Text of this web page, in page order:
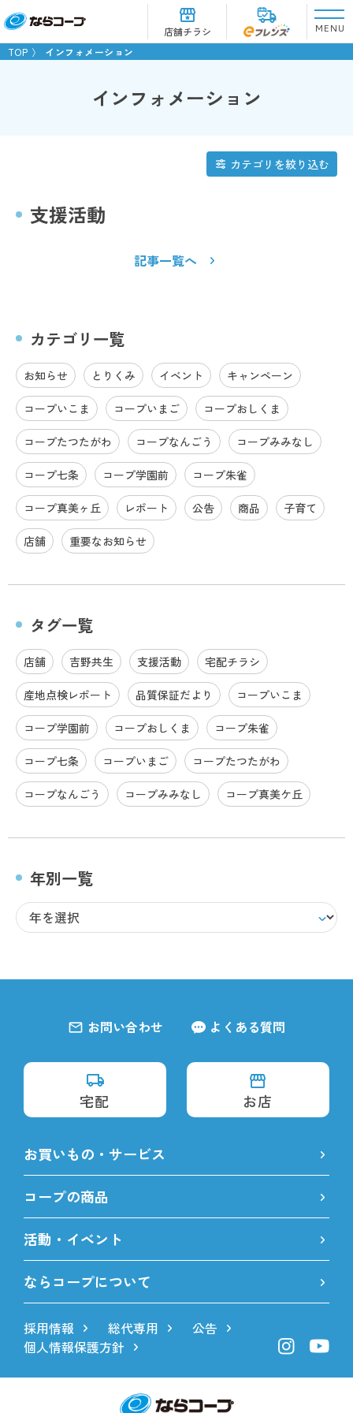
店舗チラシ
MENU
TOP
インフォメーション
インフォメーション
カテゴリを絞り込む
支援活動
記事一覧へ
カテゴリ一覧
お知らせ とりくみ イベント キャンペーン
コープいこま コープいまご コープおしくま
コープたつたがわ コープなんごう コープみみなし
コープ七条 コープ学園前 コープ朱雀
コープ真美ヶ丘 レポート 公告 商品 子育て
店舗 重要なお知らせ
タグ一覧
店舗 吉野共生 支援活動 宅配チラシ
産地点検レポート 品質保証だより コープいこま
コープ学園前 コープおしくま コープ朱雀
コープ七条 コープいまご コープたつたがわ
コープなんごう コープみみなし コープ真美ケ丘
年別一覧
お問い合わせ よくある質問
宅配 お店
お買いもの・サービス
コープの商品
活動・イベント
ならコープについて
採用情報 総代専用
公告
個人情報保護方針